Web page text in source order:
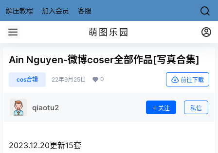
解压教程 加入会员 客服
萌图乐园
Ain Nguyen-微博coser全部作品[写真合集]
cos合辑 22年9月25日 0 前往下载
qiaotu2 关注 私信
2023.12.20更新15套